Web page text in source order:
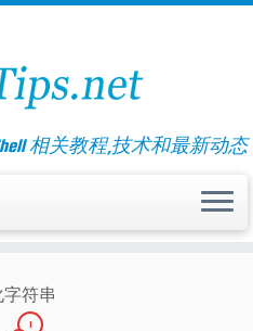
相关教程,技术和最新动态
符串
1